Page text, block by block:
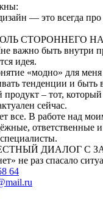
— это всегда про
СТОРОННЕГО
важно быть внутри
идея.
«модно» для меня
тенденции и быть
– тот, который
сейчас.
В работе над
ответственные и
ДИАЛОГ С
не раз спасало
64